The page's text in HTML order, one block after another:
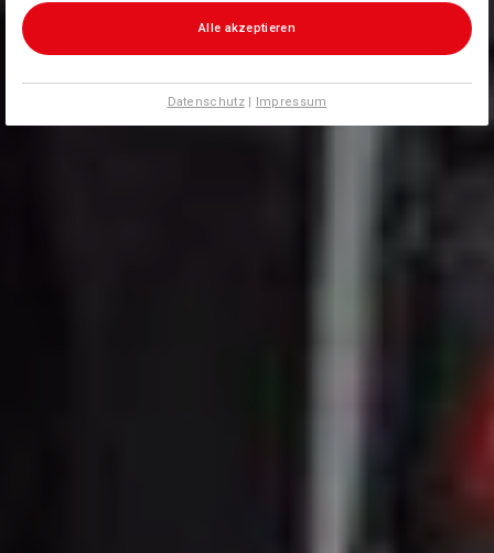
Alle akzeptieren
Datenschutz| Impressum